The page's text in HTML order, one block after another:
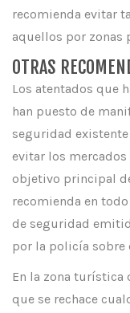
recomienda evitar
aquellos por zonas
OTRAS
Los atentados que
han puesto de
seguridad existente
evitar los
objetivo principal
recomienda en
de seguridad
por la policía sobre
En la zona turística
que se rechace